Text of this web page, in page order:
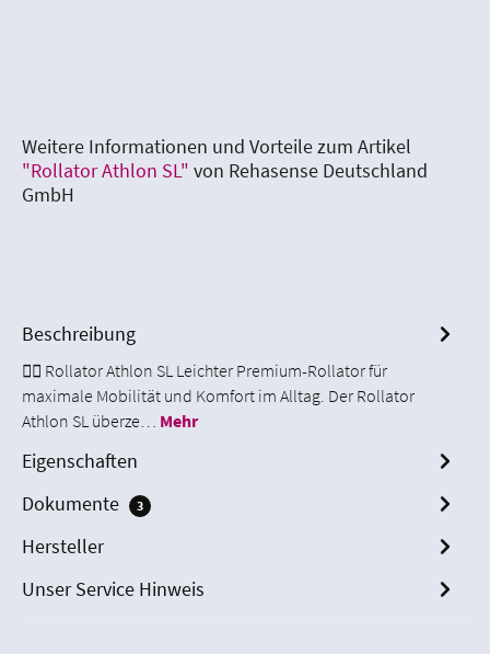
Weitere Informationen und Vorteile zum Artikel
"Rollator Athlon SL" von Rehasense Deutschland
GmbH
Beschreibung
🚶‍♀️ Rollator Athlon SL Leichter Premium-Rollator für
maximale Mobilität und Komfort im Alltag. Der Rollator
Athlon SL überze… Mehr
Eigenschaften
Dokumente
3
Hersteller
Unser Service Hinweis